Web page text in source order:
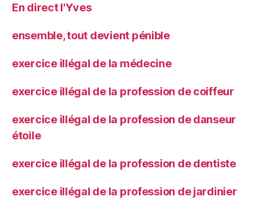
En direct l'Yves
ensemble, tout devient pénible
exercice illégal de la médecine
exercice illégal de la profession de coiffeur
exercice illégal de la profession de danseur
étoile
exercice illégal de la profession de dentiste
exercice illégal de la profession de jardinier